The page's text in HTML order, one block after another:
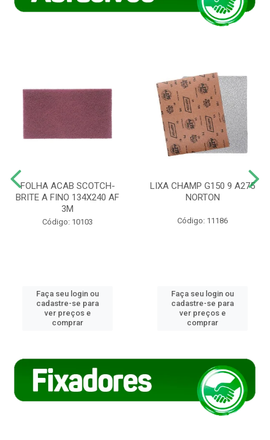
FOLHA ACAB SCOTCH-
BRITE A FINO 134X240 AF
3M
Código: 10103
Faça seu login ou
cadastre-se para
ver preços e
comprar
LIXA CHAMP G150 9 A275
NORTON
Código: 11186
Faça seu login ou
cadastre-se para
ver preços e
comprar